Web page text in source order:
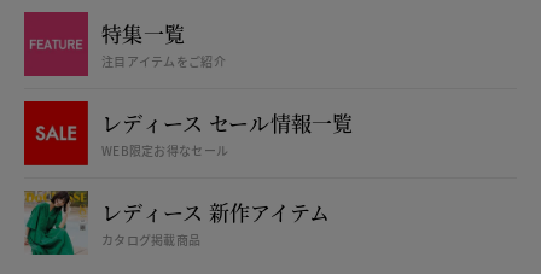
特集一覧
注目アイテムをご紹介
レディース セール情報一覧
WEB限定お得なセール
レディース 新作アイテム
カタログ掲載商品